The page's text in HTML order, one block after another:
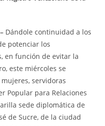
Dándole continuidad a los
potenciar los
en función de evitar la
este miércoles se
servidoras
Popular para Relaciones
sede diplomática de
de Sucre, de la ciudad